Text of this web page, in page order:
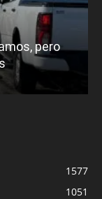
pero
1577
1051